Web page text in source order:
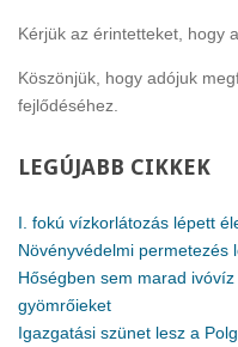
Kérjük az érintetteket, hogy
Köszönjük, hogy adójuk
fejlődéséhez.
LEGÚJABB CIKKEK
I. fokú vízkorlátozás lépett
Növényvédelmi permetezés
Hőségben sem marad
gyömrőieket
Igazgatási szünet lesz a